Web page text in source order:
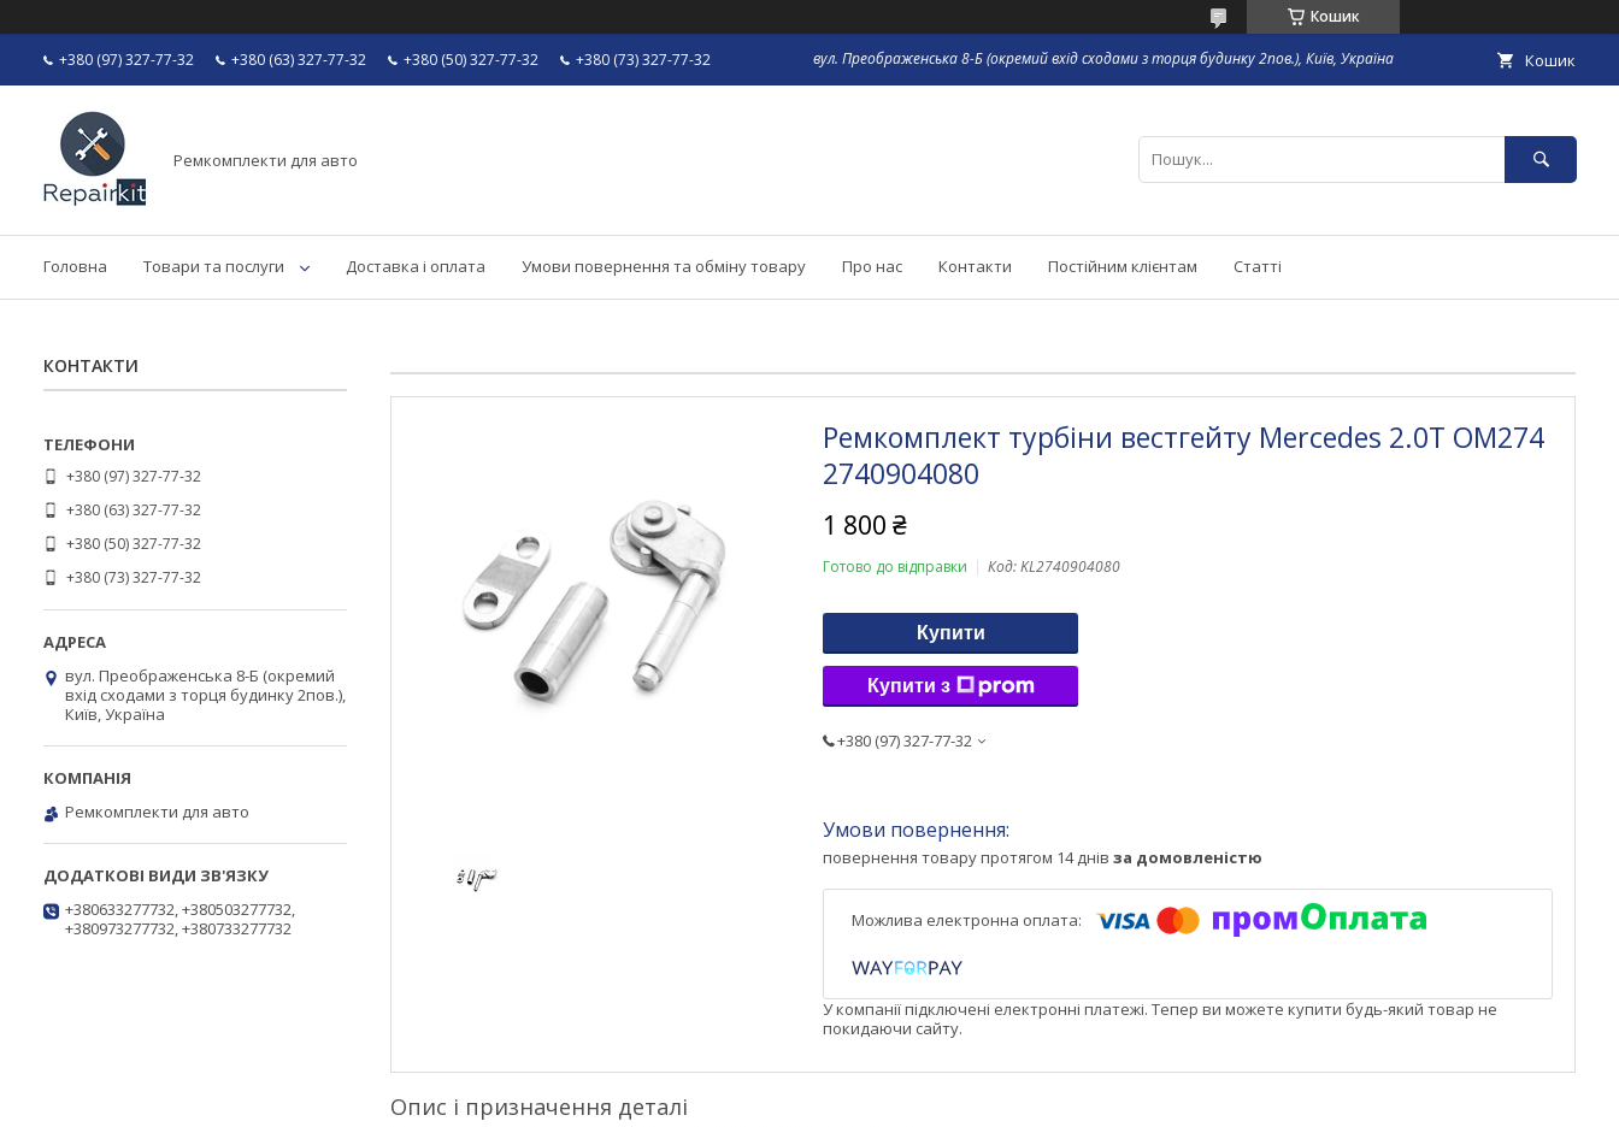
Кошик
+380 (97) 327-77-32 +380 (63) 327-77-32 +380 (50) 327-77-32 +380 (73) 327-77-32 вул. Преображенська 8-Б (окремий вхід сходами з торця будинку 2пов.), Київ, Україна Кошик
Ремкомплекти для авто
Головна Товари та послуги Доставка і оплата Умови повернення та обміну товару Про нас Контакти Постійним клієнтам Статті
Ремкомплект турбіни вестгейту Mercedes 2.0T OM274
2740904080
1 800 ₴
Готово до відправки Код:KL2740904080
Купити
Купити з
+380 (97) 327-77-32
повернення товару протягом 14 днів за домовленістю
У компанії підключені електронні платежі. Тепер ви можете купити будь-який товар не
покидаючи сайту.
Опис і призначення деталі
КОНТАКТИ
+380 (97) 327-77-32
+380 (63) 327-77-32
+380 (50) 327-77-32
+380 (73) 327-77-32
вул. Преображенська 8-Б (окремий
вхід сходами з торця будинку 2пов.),
Київ, Україна
Ремкомплекти для авто
+380633277732, +380503277732,
+380973277732, +380733277732